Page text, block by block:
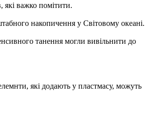
які важко помітити.
накопичення у Світовому океані.
танення могли вивільнити до
які додають у пластмасу, можуть